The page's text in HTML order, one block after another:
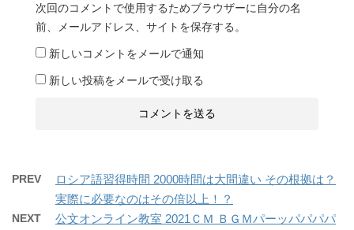
次回のコメントで使用するためブラウザーに自分の名
前、メールアドレス、サイトを保存する。
新しいコメントをメールで通知
新しい投稿をメールで受け取る
PREV
ロシア語習得時間 2000時間は大間違い その根拠は？
実際に必要なのはその倍以上！？
NEXT
公文オンライン教室 2021ＣＭ ＢＧＭパーッパパパパ